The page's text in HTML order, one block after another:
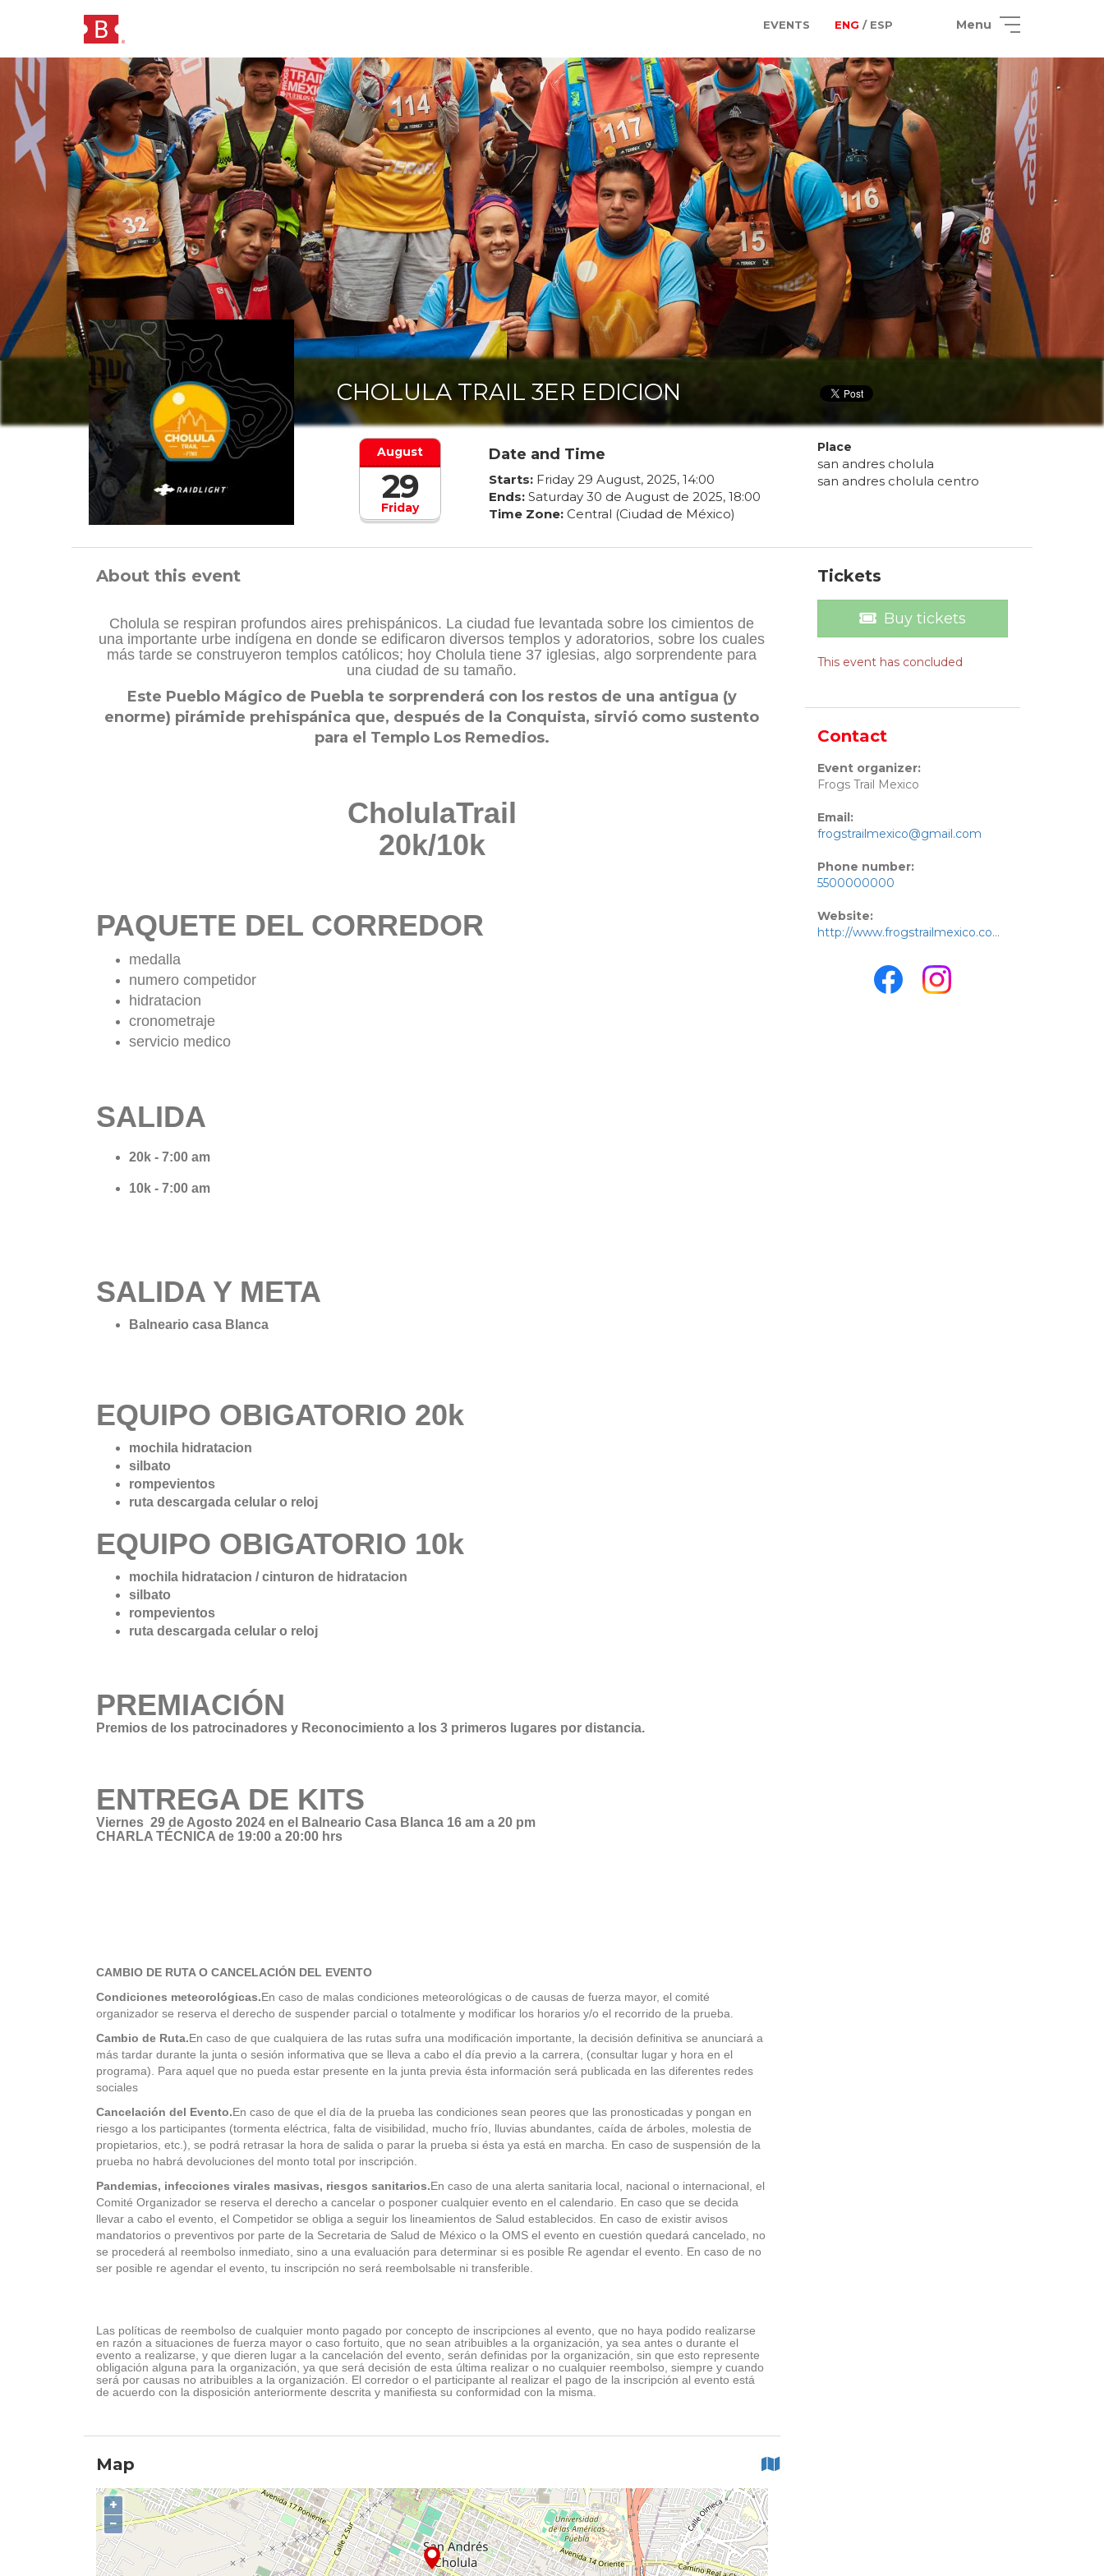
EVENTS ENG / ESP Menu
CHOLULA TRAIL 3ER EDICION
Friday
August
29
Date and Time
Starts: Friday 29 August, 2025, 14:00
Ends: Saturday 30 de Augustde 2025, 18:00
Time Zone: Central (Ciudad de México)
Place
san andres cholula
san andres cholula centro
About this event
Cholula se respiran profundos aires prehispánicos. La ciudad fue levantada sobre los cimientos de
una importante urbe indígena en donde se edificaron diversos templos y adoratorios, sobre los cuales
más tarde se construyeron templos católicos; hoy Cholula tiene 37 iglesias, algo sorprendente para
una ciudad de su tamaño.
Este Pueblo Mágico de Puebla te sorprenderá con los restos de una antigua (y
enorme) pirámide prehispánica que, después de la Conquista, sirvió como sustento
para el Templo Los Remedios.
CholulaTrail
20k/10k
PAQUETE DEL CORREDOR
medalla
numero competidor
hidratacion
cronometraje
servicio medico
SALIDA
​​​​​​​20k - 7:00 am
10k - 7:00 am
SALIDA Y META
Balneario casa Blanca
EQUIPO OBIGATORIO 20k
mochila hidratacion
silbato
rompevientos
ruta descargada celular o reloj
EQUIPO OBIGATORIO 10k
mochila hidratacion / cinturon de hidratacion
silbato
rompevientos
ruta descargada celular o reloj
PREMIACIÓN
Premios de los patrocinadores y Reconocimiento a los 3 primeros lugares por distancia.
ENTREGA DE KITS
Viernes 29 de Agosto 2024 en el Balneario Casa Blanca 16 am a 20 pm
CHARLA TÉCNICA de 19:00 a 20:00 hrs
CAMBIO DE RUTA O CANCELACIÓN DEL EVENTO
Condiciones meteorológicas.En caso de malas condiciones meteorológicas o de causas de fuerza mayor, el comité
organizador se reserva el derecho de suspender parcial o totalmente y modificar los horarios y/o el recorrido de la prueba.
Cambio de Ruta.En caso de que cualquiera de las rutas sufra una modificación importante, la decisión definitiva se anunciará a
más tardar durante la junta o sesión informativa que se lleva a cabo el día previo a la carrera, (consultar lugar y hora en el
programa). Para aquel que no pueda estar presente en la junta previa ésta información será publicada en las diferentes redes
sociales
Cancelación del Evento.En caso de que el día de la prueba las condiciones sean peores que las pronosticadas y pongan en
riesgo a los participantes (tormenta eléctrica, falta de visibilidad, mucho frío, lluvias abundantes, caída de árboles, molestia de
propietarios, etc.), se podrá retrasar la hora de salida o parar la prueba si ésta ya está en marcha. En caso de suspensión de la
prueba no habrá devoluciones del monto total por inscripción.
Pandemias, infecciones virales masivas, riesgos sanitarios.En caso de una alerta sanitaria local, nacional o internacional, el
Comité Organizador se reserva el derecho a cancelar o posponer cualquier evento en el calendario. En caso que se decida
llevar a cabo el evento, el Competidor se obliga a seguir los lineamientos de Salud establecidos. En caso de existir avisos
mandatorios o preventivos por parte de la Secretaria de Salud de México o la OMS el evento en cuestión quedará cancelado, no
se procederá al reembolso inmediato, sino a una evaluación para determinar si es posible Re agendar el evento. En caso de no
ser posible re agendar el evento, tu inscripción no será reembolsable ni transferible.
Las políticas de reembolso de cualquier monto pagado por concepto de inscripciones al evento, que no haya podido realizarse
en razón a situaciones de fuerza mayor o caso fortuito, que no sean atribuibles a la organización, ya sea antes o durante el
evento a realizarse, y que dieren lugar a la cancelación del evento, serán definidas por la organización, sin que esto represente
obligación alguna para la organización, ya que será decisión de esta última realizar o no cualquier reembolso, siempre y cuando
será por causas no atribuibles a la organización. El corredor o el participante al realizar el pago de la inscripción al evento está
de acuerdo con la disposición anteriormente descrita y manifiesta su conformidad con la misma.
Map
+
−
Tickets
Buy tickets
This event has concluded
Contact
Event organizer:
Frogs Trail Mexico
Email:
frogstrailmexico@gmail.com
Phone number:
5500000000
Website:
http://www.frogstrailmexico.com.mx